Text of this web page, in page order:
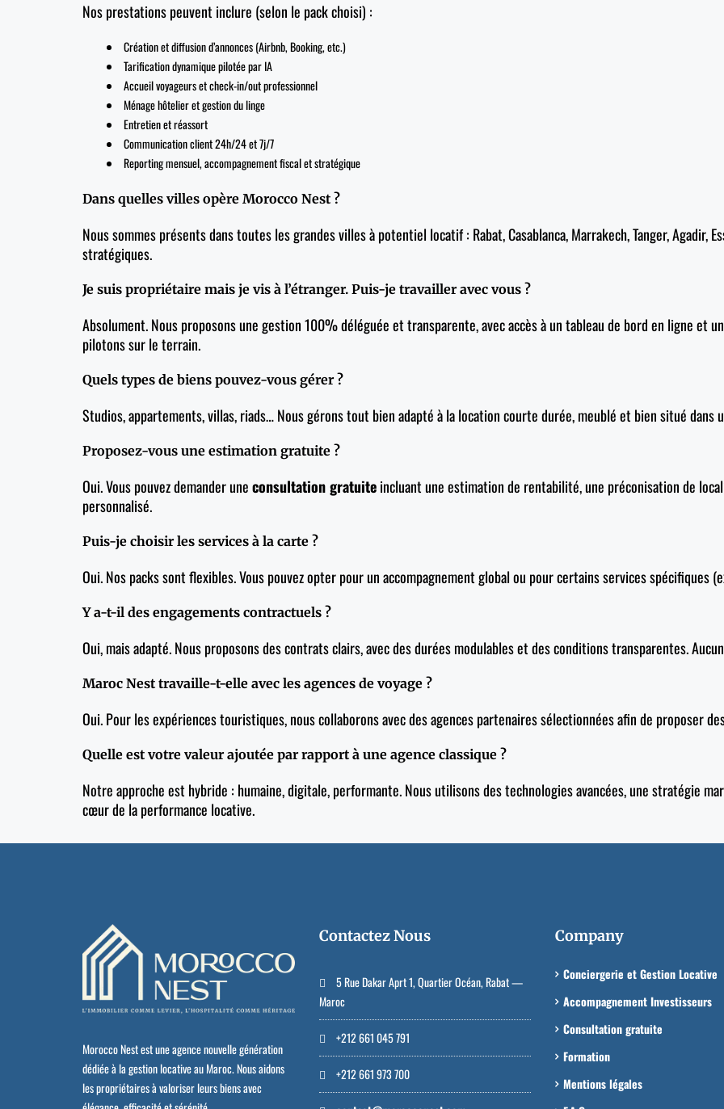
Nos prestations peuvent inclure (selon le pack choisi) :
Création et diffusion d’annonces (Airbnb, Booking, etc.)
Tarification dynamique pilotée par IA
Accueil voyageurs et check-in/out professionnel
Ménage hôtelier et gestion du linge
Entretien et réassort
Communication client 24h/24 et 7j/7
Reporting mensuel, accompagnement fiscal et stratégique
Dans quelles villes opère Morocco Nest ?
Nous sommes présents dans toutes les grandes villes à potentiel locatif : Rabat, Casablanca, Marrakech, Tanger, Agadir,
stratégiques.
Je suis propriétaire mais je vis à l’étranger. Puis-je travailler avec vous ?
Absolument. Nous proposons une gestion 100% déléguée et transparente, avec accès à un tableau de bord en ligne et
pilotons sur le terrain.
Quels types de biens pouvez-vous gérer ?
Studios, appartements, villas, riads… Nous gérons tout bien adapté à la location courte durée, meublé et bien situé dans
Proposez-vous une estimation gratuite ?
Oui. Vous pouvez demander uneconsultation gratuiteincluant une estimation de rentabilité, une préconisation de
personnalisé.
Puis-je choisir les services à la carte ?
Oui. Nos packs sont flexibles. Vous pouvez opter pour un accompagnement global ou pour certains services spécifiques
Y a-t-il des engagements contractuels ?
Oui, mais adapté. Nous proposons des contrats clairs, avec des durées modulables et des conditions transparentes.
Maroc Nest travaille-t-elle avec les agences de voyage ?
Oui. Pour les expériences touristiques, nous collaborons avec des agences partenaires sélectionnées afin de proposer
Quelle est votre valeur ajoutée par rapport à une agence classique ?
Notre approche est hybride : humaine, digitale, performante. Nous utilisons des technologies avancées, une stratégie
cœur de la performance locative.
Morocco Nest est une agence nouvelle génération
dédiée à la gestion locative au Maroc. Nous aidons
les propriétaires à valoriser leurs biens avec
Contactez Nous
5 Rue Dakar Aprt 1, Quartier Océan, Rabat —
Maroc
+212 661 045 791
+212 661 973 700
Company
Conciergerie et Gestion Locative
Accompagnement Investisseurs
Consultation gratuite
Formation
Mentions légales